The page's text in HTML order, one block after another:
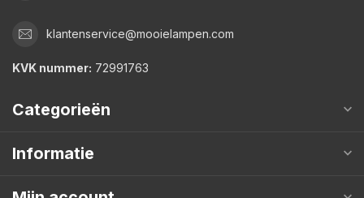
klantenservice@mooielampen.com
KVK nummer: 72991763
Categorieën
Informatie